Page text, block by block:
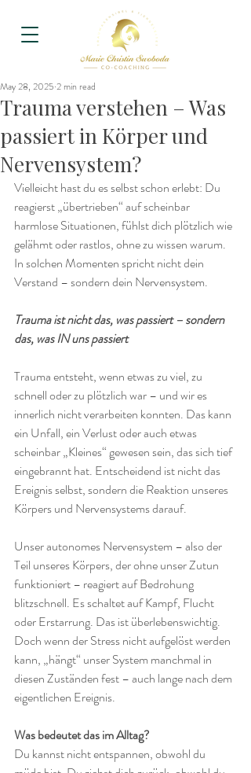
Trauma verstehen – Was
passiert in Körper und
Nervensystem?
May 28, 2025 2 min read
Vielleicht hast du es selbst schon erlebt: Du
reagierst „übertrieben“ auf scheinbar
harmlose Situationen, fühlst dich plötzlich wie
gelähmt oder rastlos, ohne zu wissen warum.
In solchen Momenten spricht nicht dein
Verstand – sondern dein Nervensystem.
Trauma ist nicht das, was passiert – sondern
das, was IN uns passiert
Trauma entsteht, wenn etwas zu viel, zu
schnell oder zu plötzlich war – und wir es
innerlich nicht verarbeiten konnten. Das kann
ein Unfall, ein Verlust oder auch etwas
scheinbar „Kleines“ gewesen sein, das sich tief
eingebrannt hat. Entscheidend ist nicht das
Ereignis selbst, sondern die Reaktion unseres
Körpers und Nervensystems darauf.
Unser autonomes Nervensystem – also der
Teil unseres Körpers, der ohne unser Zutun
funktioniert – reagiert auf Bedrohung
blitzschnell. Es schaltet auf Kampf, Flucht
oder Erstarrung. Das ist überlebenswichtig.
Doch wenn der Stress nicht aufgelöst werden
kann, „hängt“ unser System manchmal in
diesen Zuständen fest – auch lange nach dem
eigentlichen Ereignis.
Was bedeutet das im Alltag?
Du kannst nicht entspannen, obwohl du